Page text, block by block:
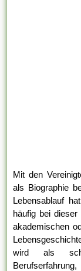
Mit den
als Biographie
Lebensablauf
häufig bei
akademischen
wird als